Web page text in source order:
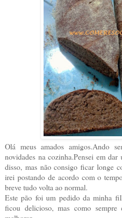
Olá meus amados amigos.Ando
novidades na cozinha.Pensei em
disso, mas não consigo ficar longe
irei postando de acordo com o
breve tudo volta ao normal.
Este pão foi um pedido da minha
ficou delicioso, mas como